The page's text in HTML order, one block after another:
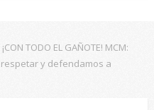
¡CON TODO EL GAÑOTE! MCM:
y defendamos a